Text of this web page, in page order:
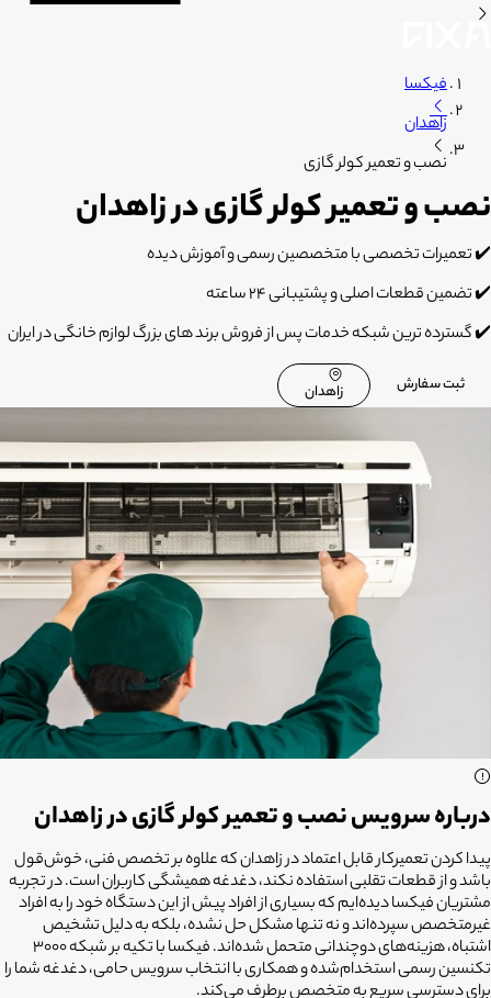
فیکسا
زاهدان
نصب و تعمیر کولر گازی
نصب و تعمیر کولر گازی در زاهدان
✔️ تعمیرات تخصصی با متخصصین رسمی و آموزش دیده
✔️ تضمین قطعات اصلی و پشتیبانی 24 ساعته
✔️ گسترده ترین شبکه خدمات پس از فروش برند های بزرگ لوازم خانگی در ایران
ثبت سفارش زاهدان
درباره سرویس نصب و تعمیر کولر گازی در زاهدان
پیدا کردن تعمیرکار قابل اعتماد در زاهدان که علاوه بر تخصص فنی، خوش‌قول
باشد و از قطعات تقلبی استفاده نکند، دغدغه همیشگی کاربران است. در تجربه
مشتریان فیکسا دیده‌ایم که بسیاری از افراد پیش از این دستگاه خود را به افراد
غیرمتخصص سپرده‌اند و نه تنها مشکل حل نشده، بلکه به دلیل تشخیص
اشتباه، هزینه‌های دوچندانی متحمل شده‌اند. فیکسا با تکیه بر شبکه ۳۰۰۰
تکنسین رسمی استخدام‌شده و همکاری با انتخاب سرویس حامی، دغدغه شما را